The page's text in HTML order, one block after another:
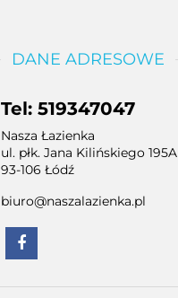
DANE ADRESOWE
Tel: 519347047
Nasza Łazienka
ul. płk. Jana Kilińskiego 195A
93-106 Łódź
biuro@naszalazienka.pl